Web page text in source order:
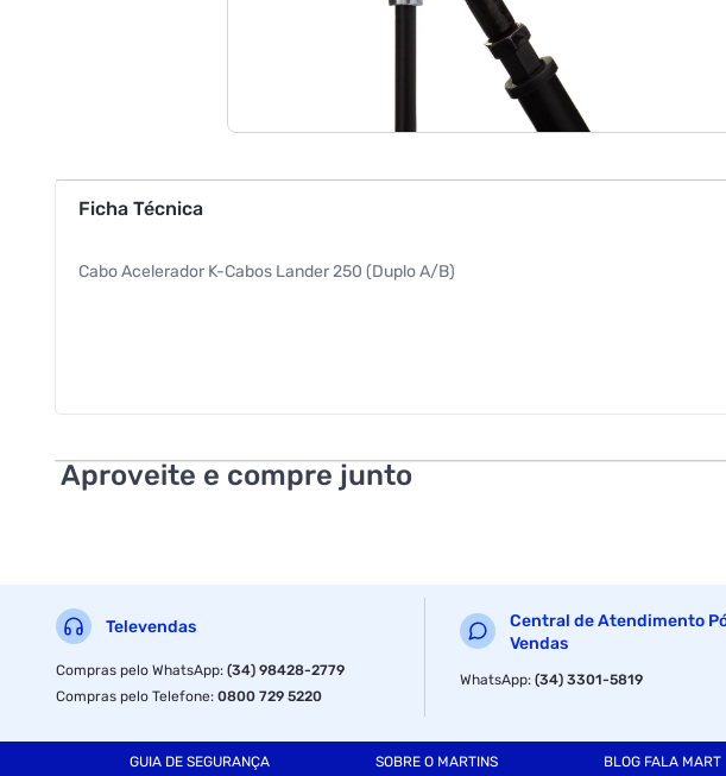
Ficha Técnica
Cabo Acelerador K-Cabos Lander 250 (Duplo A/B)
Aproveite e compre junto
Televendas
Compras pelo WhatsApp:(34) 98428-2779
Compras pelo Telefone:0800 729 5220
Central de Atendimento
Vendas
WhatsApp:(34) 3301-5819
GUIA DE SEGURANÇA SOBRE O MARTINS BLOG FALA MART